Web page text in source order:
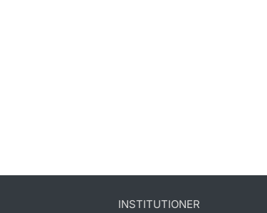
INSTITUTIONER